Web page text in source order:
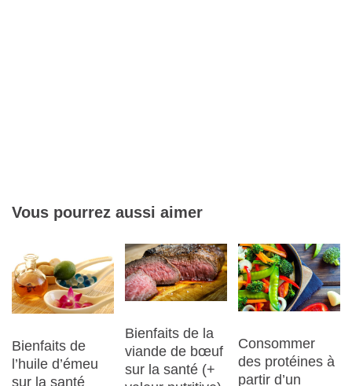
Vous pourrez aussi aimer
Bienfaits de
l’huile d’émeu
sur la santé
Bienfaits de la
viande de bœuf
sur la santé (+
Consommer
des protéines à
partir d’un